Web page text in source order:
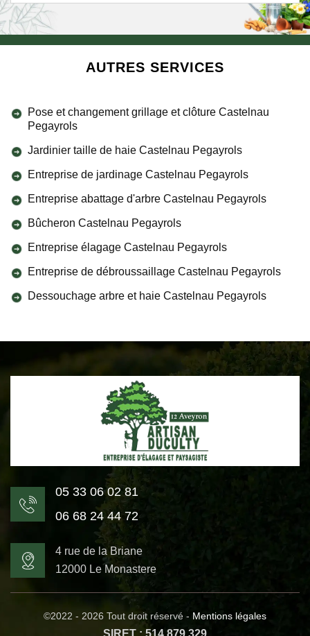
AUTRES SERVICES
Pose et changement grillage et clôture Castelnau
Pegayrols
Jardinier taille de haie Castelnau Pegayrols
Entreprise de jardinage Castelnau Pegayrols
Entreprise abattage d'arbre Castelnau Pegayrols
Bûcheron Castelnau Pegayrols
Entreprise élagage Castelnau Pegayrols
Entreprise de débroussaillage Castelnau Pegayrols
Dessouchage arbre et haie Castelnau Pegayrols
05 33 06 02 81
06 68 24 44 72
4 rue de la Briane
12000 Le Monastere
©2022 - 2026 Tout droit réservé - Mentions légales
SIRET : 514 879 329